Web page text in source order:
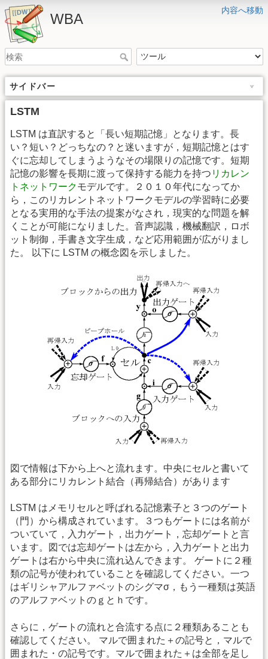
内容へ移動
WBA
サイドバー
LSTM
LSTM は直訳すると「長い短期記憶」となります。長
い？短い？どっちなの？と迷いますが，短期記憶とはす
ぐに忘却してしまうようなその場限りの記憶です。短期
記憶の影響を長期に渡って保持する能力を持つ リカレン
トネットワークモデルです。２０１０年代になってか
ら，このリカレントネットワークモデルの学習時に必要
となる実用的な手法の提案がなされ，現実的な問題を解
くことが可能になりました。音声認識，機械翻訳，ロボ
ット制御，手書き文字生成，など応用範囲が広がりまし
た。 以下に LSTM の概念図を示しました。
図で情報は下から上へと流れます。中央にセルと書いて
ある部分にリカレント結合（再帰結合）があります
LSTM はメモリセルと呼ばれる記憶素子と３つのゲート
（門）から構成されています。３つもゲートには名前が
ついていて，入力ゲート，出力ゲート，忘却ゲートと言
います。図では忘却ゲートは左から，入力ゲートと出力
ゲートは右から中央に流れ込んできます。 ゲートに２種
類の記号が使われていることを確認してください。一つ
はギリシャアルファベットのシグマσ，もう一種類は英語
のアルファベットのｇとｈです。
さらに，ゲートの流れと合流する点に２種類あることも
確認してください。 マルで囲まれた＋の記号と，マルで
囲まれた・の記号です。マルで囲まれた＋は全部を足し